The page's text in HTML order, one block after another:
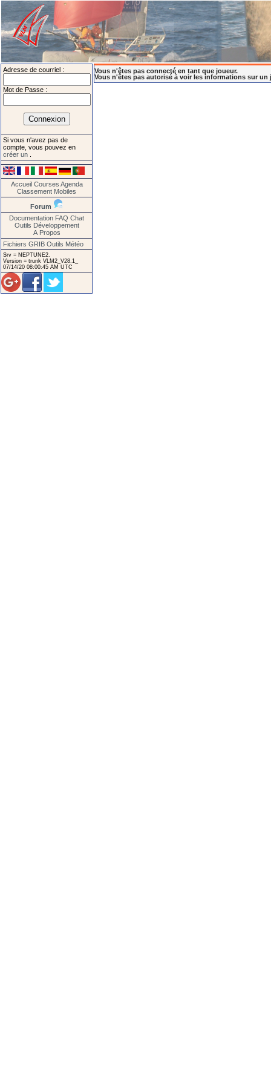
Adresse de courriel :
Mot de Passe :
Si vous n'avez pas de
compte, vous pouvez en
créer un
Accueil Courses Agenda
Classement Mobiles
Forum
Documentation FAQ Chat
Outils Développement
A Propos
Fichiers GRIB Outils Météo
Srv = NEPTUNE2.
Version = trunk VLM2_V28.1_
07/14/20 08:00:45 AM UTC
Vous n'êtes pas connecté en tant que joueur.
Vous n'êtes pas autorisé à voir les informations sur un